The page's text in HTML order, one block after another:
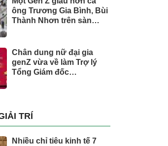
ông Trương Gia Bình, Bùi
Thành Nhơn trên sàn
Chân dung nữ đại gia
genZ vừa về làm Trợ lý
Tổng Giám đốc
trụ, nắm giữ khối tài sản
hàng nghìn tỷ
TRÍ
Nhiều chỉ tiêu kinh tế 7